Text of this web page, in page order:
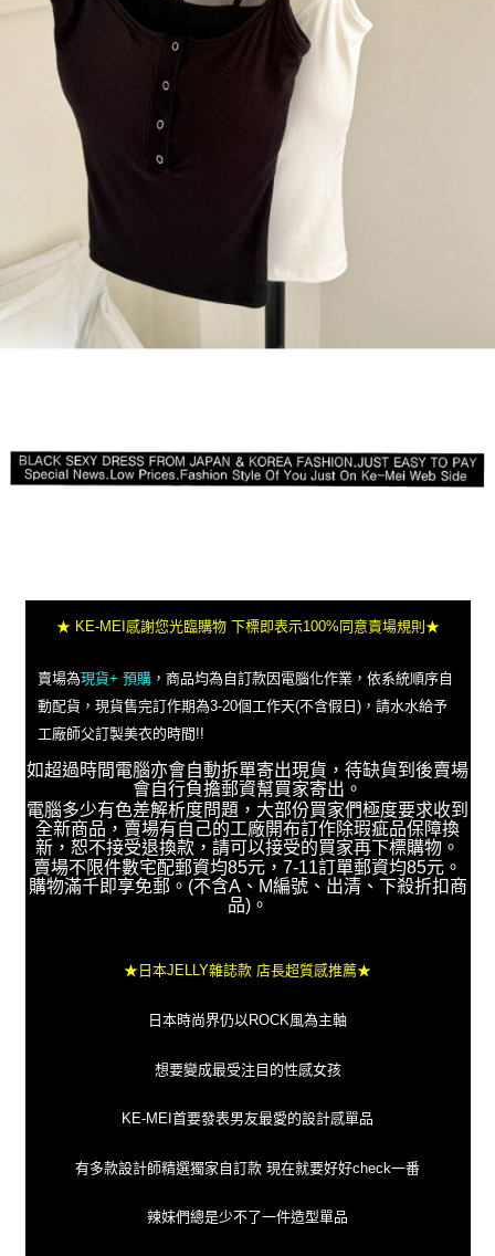
★ KE-MEI感謝您光臨購物 下標即表示100%同意賣場規則★
賣場為現貨+ 預購，商品均為自訂款因電腦化作業，依系統順序自
動配貨，現貨售完訂作期為3-20個工作天(不含假日)，請水水給予
工廠師父訂製美衣的時間!!
如超過時間電腦亦會自動拆單寄出現貨，待缺貨到後賣場
會自行負擔郵資幫買家寄出。
電腦多少有色差解析度問題，大部份買家們極度要求收到
全新商品，賣場有自己的工廠開布訂作除瑕疵品保障換
新，恕不接受退換款，請可以接受的買家再下標購物。
賣場不限件數宅配郵資均85元，7-11訂單郵資均85元。
購物滿千即享免郵。(不含A、M編號、出清、下殺折扣商
品)。
★日本JELLY雜誌款 店長超質感推薦★
日本時尚界仍以ROCK風為主軸
想要變成最受注目的性感女孩
KE-MEI首要發表男友最愛的設計感單品
有多款設計師精選獨家自訂款 現在就要好好check一番
辣妹們總是少不了一件造型單品